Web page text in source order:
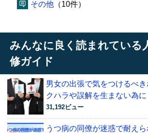
その他 （10件）
みんなに良く読まれている
修ガイド
男女の出張で気をつけるべ
クハラや誤解を生まない為に
31,192ビュー
うつ病の同僚が迷惑で耐え